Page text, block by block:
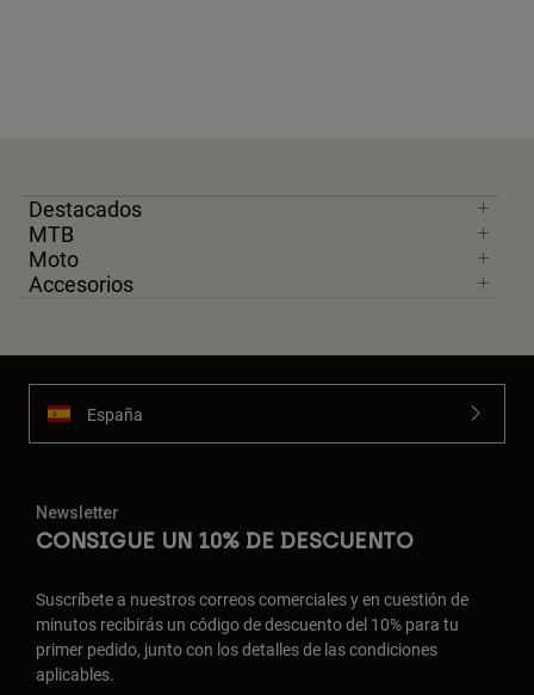
Destacados
MTB
Moto
Accesorios
España
Newsletter
CONSIGUE UN 10% DE DESCUENTO
Suscríbete a nuestros correos comerciales y en cuestión de
minutos recibirás un código de descuento del 10% para tu
primer pedido, junto con los detalles de las condiciones
aplicables.